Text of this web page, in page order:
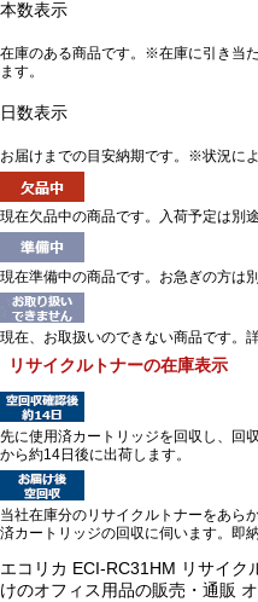
本数表示
在庫のある商品です。※在庫に引き当
ます。
日数表示
お届けまでの目安納期です。※状況に
現在欠品中の商品です。入荷予定は別途
現在準備中の商品です。お急ぎの方は
現在、お取扱いのできない商品です。
リサイクルトナーの在庫表示
先に使用済カートリッジを回収し、回
から約14日後に出荷します。
当社在庫分のリサイクルトナーをあら
済カートリッジの回収に伺います。即
エコリカ ECI-RC31HM リサイク
けのオフィス用品の販売・通販